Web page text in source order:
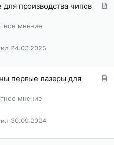
С
производства чипов
мнение
24.03.2025
С
первые лазеры для
мнение
30.09.2024